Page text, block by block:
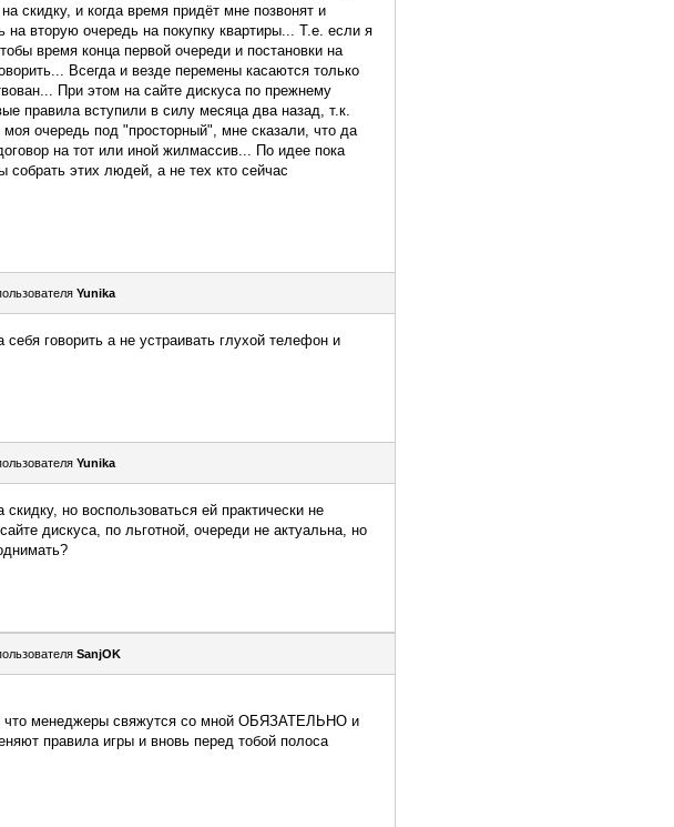
скидку, и когда время придёт мне позвонят и
на вторую очередь на покупку квартиры... Т.е. если я
время конца первой очереди и постановки на
Всегда и везде перемены касаются только
При этом на сайте дискуса по прежнему
правила вступили в силу месяца два назад, т.к.
очередь под "просторный", мне сказали, что да
на тот или иной жилмассив... По идее пока
этих людей, а не тех кто сейчас
Yunika
говорить а не устраивать глухой телефон и
Yunika
но воспользоваться ей практически не
дискуса, по льготной, очереди не актуальна, но
SanjOK
что менеджеры свяжутся со мной ОБЯЗАТЕЛЬНО и
правила игры и вновь перед тобой полоса